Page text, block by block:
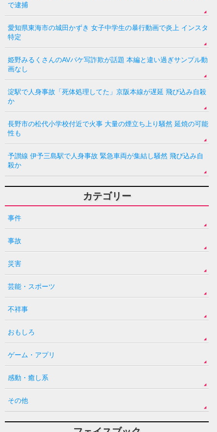
で逮捕
愛知県東海市の城田かずき 女子中学生の暴行動画で炎上 インスタ
特定
姫野みるくさんのAVパケ写詐欺が話題 本編と違い過ぎサンプル動
画なし
淀駅で人身事故「死体処理してた」京阪本線が遅延 飛び込み自殺
か
長野市の松代小学校付近で火事 大量の煙立ち上り騒然 延焼の可能
性も
予讃線 伊予三島駅で人身事故 緊急車両が集結し騒然 飛び込み自
殺か
カテゴリー
事件
事故
災害
芸能・スポーツ
不祥事
おもしろ
ゲーム・アプリ
感動・癒し系
その他